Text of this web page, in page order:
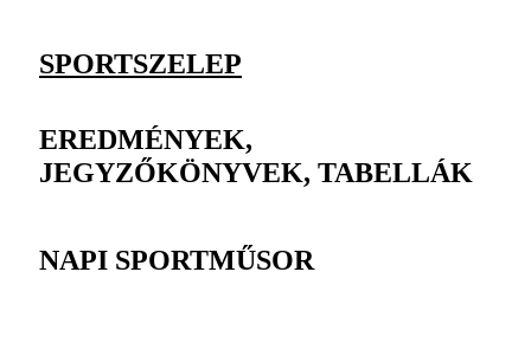
SPORTSZELEP
EREDMÉNYEK,
JEGYZŐKÖNYVEK, TABELLÁK
NAPI SPORTMŰSOR